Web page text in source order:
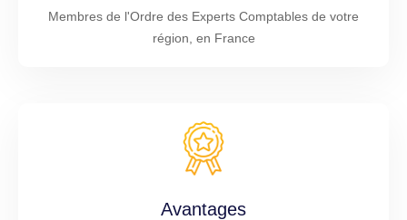
Membres de l'Ordre des Experts Comptables de votre
région, en France
Avantages